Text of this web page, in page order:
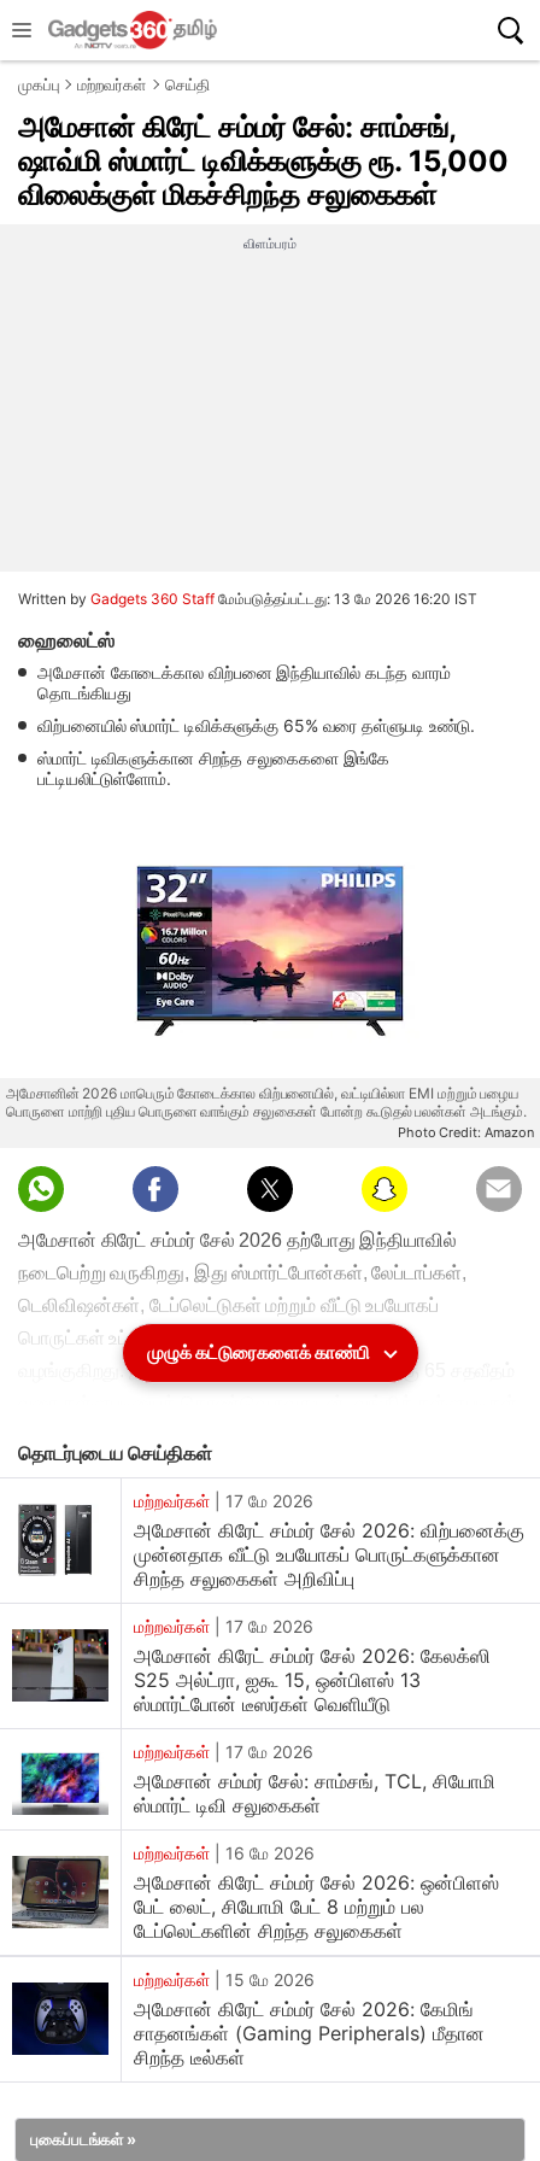
முகப்பு மற்றவர்கள் செய்தி
அமேசான் கிரேட் சம்மர் சேல்: சாம்சங்,
ஷாவ்மி ஸ்மார்ட் டிவிக்களுக்கு ரூ. 15,000
விலைக்குள் மிகச்சிறந்த சலுகைகள்
விளம்பரம்
Written by Gadgets 360 Staff மேம்படுத்தப்பட்டது: 13 மே 2026 16:20 IST
ஹைலைட்ஸ்
அமேசான் கோடைக்கால விற்பனை இந்தியாவில் கடந்த வாரம்
தொடங்கியது
விற்பனையில் ஸ்மார்ட் டிவிக்களுக்கு 65% வரை தள்ளுபடி உண்டு.
ஸ்மார்ட் டிவிகளுக்கான சிறந்த சலுகைகளை இங்கே
பட்டியலிட்டுள்ளோம்.
அமேசானின் 2026 மாபெரும் கோடைக்கால விற்பனையில், வட்டியில்லா EMI மற்றும் பழைய
பொருளை மாற்றி புதிய பொருளை வாங்கும் சலுகைகள் போன்ற கூடுதல் பலன்கள் அடங்கும்.
Photo Credit: Amazon
அமேசான் கிரேட் சம்மர் சேல் 2026 தற்போது இந்தியாவில்
நடைபெற்று வருகிறது, இது ஸ்மார்ட்போன்கள்,லேப்டாப்கள்,
டெலிவிஷன்கள்,டேப்லெட்டுகள் மற்றும் வீட்டு உபயோகப்
பொருட்கள் உட்பட
சலுகைகளை
.இந்த விற்பனை டிவிக்களுக்கு
தள்ளுபடிகள்
மற்றும் எக்ஸ்சேஞ்ச்
பலன்களையும்
வழங்குகிறது. ஸ்மார்ட் டிவி
வாங்குபவர்கள் ,தற்போது நடைபெற்று வரும் இந்த விற்பனையில்
பணத்திற்கு
ஏற்ற பல சிறந்த மாடல்களைக் காணலாம்.
அமைப்பை
வாங்குபவர்கள்
அமேசான் கிரேட் சம்மர் சேல் 2026-
போது
சாம்சங், டிசிஎல் மற்றும் பிற பிராண்டுகளின் பல ஸ்மார்ட்
.15,000-க்கும் குறைவான விலையில்
சமீபத்திய டிஸ்ப்ளே தொழில்நுட்பங்கள்
இணைப்பு
விருப்பங்களை வழங்குகின்றன. உதாரணமாக,
சாம்சங்கின்
32-இன்ச் எச்டி ஸ்மார்ட் எல்இடி
அதன்
லிருந்து
குறைக்கப்பட்டு தற்போது ரூ 14,240-க்கு விற்பனை
செய்யப்படுகிறது .
ஷாவ்மி(Xiaomi)தனது32-இன்ச்F-சீரிஸ் ஸ்மார்ட் எல்இடி
ஃபையர் டிவியை(L32MB-FIN)ரூ.24,999-
11,990-க்கு விற்பனை செய்கிறது.எச்டிஎஃப்சி(HDFC)கிரெடிட்
கார்டுகள், இஎம்ஐ இல்லாத மற்றும் இஎம்ஐ
பரிவர்த்தனைகள்
மூலம் பணம் செலுத்தும் போது வாடிக்கையாளர்கள்10சதவீதம்
வரை தள்ளுபடி பெறலாம்.இந்த விற்பனையில் நோ-காஸ்ட் இஎம்ஐ,
எக்ஸ்சேஞ்ச் சலுகைகள்
முழுக் கட்டுரைகளைக் காண்பி
தொடர்புடைய செய்திகள்
மற்றவர்கள் 17 மே 2026
அமேசான் கிரேட் சம்மர் சேல் 2026: விற்பனைக்கு
முன்னதாக வீட்டு உபயோகப் பொருட்களுக்கான
சிறந்த சலுகைகள் அறிவிப்பு
மற்றவர்கள் 17 மே 2026
அமேசான் கிரேட் சம்மர் சேல் 2026: கேலக்ஸி
S25 அல்ட்ரா, ஐகூ 15, ஒன்பிளஸ் 13
ஸ்மார்ட்போன் டீஸர்கள் வெளியீடு
மற்றவர்கள் 17 மே 2026
அமேசான் சம்மர் சேல்: சாம்சங், TCL, சியோமி
ஸ்மார்ட் டிவி சலுகைகள்
மற்றவர்கள் 16 மே 2026
அமேசான் கிரேட் சம்மர் சேல் 2026: ஒன்பிளஸ்
பேட் லைட், சியோமி பேட் 8 மற்றும் பல
டேப்லெட்களின் சிறந்த சலுகைகள்
மற்றவர்கள் 15 மே 2026
அமேசான் கிரேட் சம்மர் சேல் 2026: கேமிங்
சாதனங்கள் (Gaming Peripherals) மீதான
சிறந்த டீல்கள்
புகைப்படங்கள் »